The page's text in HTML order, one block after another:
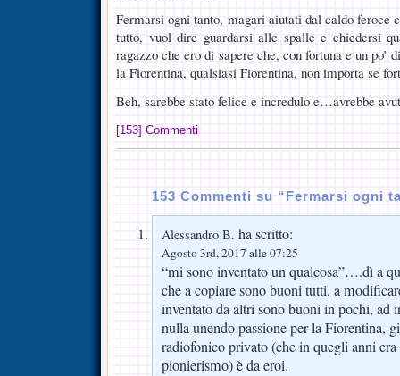
Fermarsi ogni tanto, magari aiutati dal caldo feroce
tutto, vuol dire guardarsi alle spalle e chiedersi
ragazzo che ero di sapere che, con fortuna e un po’
la Fiorentina, qualsiasi Fiorentina, non importa se
Beh, sarebbe stato felice e incredulo e…avrebbe
[153] Commenti
153 Commenti su “Fermarsi ogni
Alessandro B. ha scritto:
Agosto 3rd, 2017 alle 07:25
“mi sono inventato un qualcosa”….dì a
che a copiare sono buoni tutti, a
inventato da altri sono buoni in pochi, ad
nulla unendo passione per la Fiorentina,
radiofonico privato (che in quegli anni
pionierismo) è da eroi.